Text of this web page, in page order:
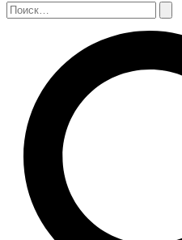
Поиск: